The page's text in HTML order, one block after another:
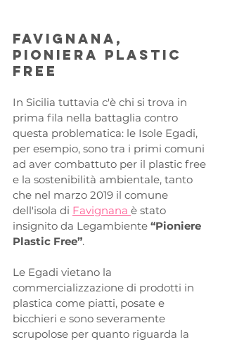
Favignana,
Pioniera Plastic
Free
In Sicilia tuttavia c'è chi si trova in
prima fila nella battaglia contro
questa problematica: le Isole Egadi,
per esempio, sono tra i primi comuni
ad aver combattuto per il plastic free
e la sostenibilità ambientale, tanto
che nel marzo 2019 il comune
dell'isola di Favignana è stato
insignito da Legambiente “Pioniere
Plastic Free”.
Le Egadi vietano la
commercializzazione di prodotti in
plastica come piatti, posate e
bicchieri e sono severamente
scrupolose per quanto riguarda la